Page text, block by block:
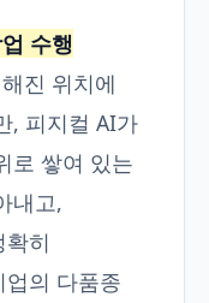
수행
진 위치에
, 피지컬 AI가
로 쌓여 있는
내고,
히
의 다품종